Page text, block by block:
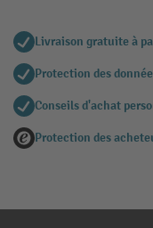
Livraison gratuite à
Protection des
Conseils d'achat
Protection des